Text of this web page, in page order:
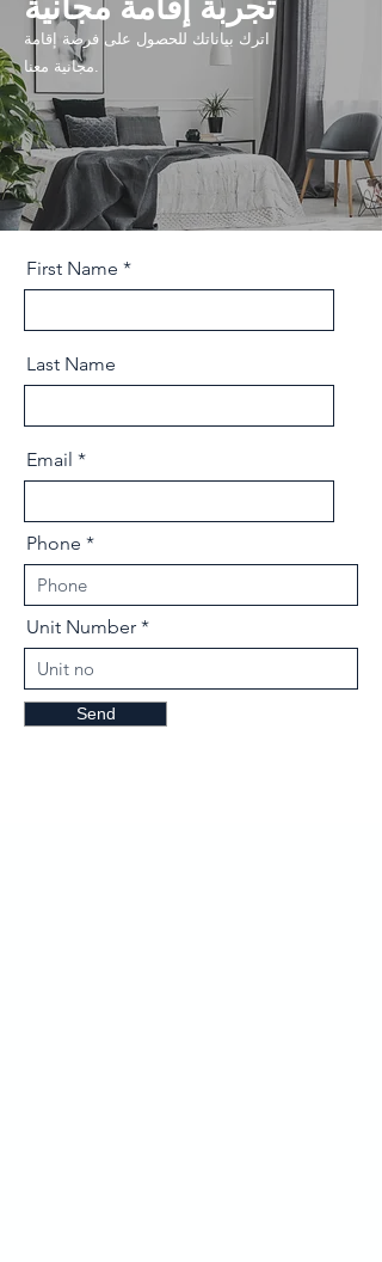
تجربة إقامة مجانية
اترك بياناتك للحصول على فرصة إقامة
مجانية معنا.
First Name
Last Name
Email
Phone
Unit Number
Send